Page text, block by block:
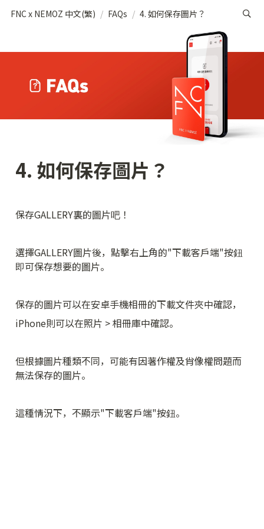
FNC x NEMOZ 中文(繁) / FAQs / 4. 如何保存圖片？
4. 如何保存圖片？
保存GALLERY裏的圖片吧！
選擇GALLERY圖片後，點擊右上角的"下載客戶端"按鈕
即可保存想要的圖片。
保存的圖片可以在安卓手機相冊的下載文件夾中確認，
iPhone則可以在照片 > 相冊庫中確認。
但根據圖片種類不同，可能有因著作權及肖像權問題而
無法保存的圖片。
這種情況下，不顯示"下載客戶端"按鈕。